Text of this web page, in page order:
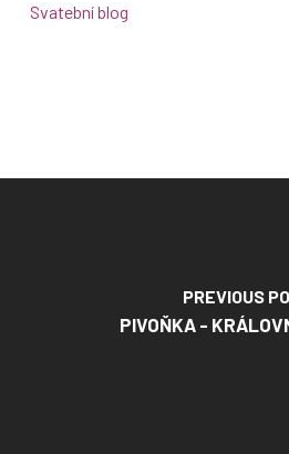
Svatební blog
PREVIOUS
PIVOŇKA -